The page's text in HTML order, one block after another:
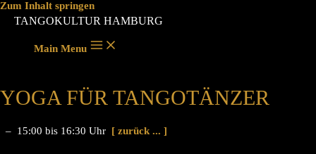
Zum Inhalt springen
TANGOKULTUR HAMBURG
Main Menu
YOGA FÜR TANGOTÄNZER
– 15:00 bis 16:30 Uhr [ zurück ... ]